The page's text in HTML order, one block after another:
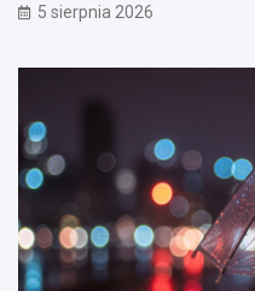
5 sierpnia 2026